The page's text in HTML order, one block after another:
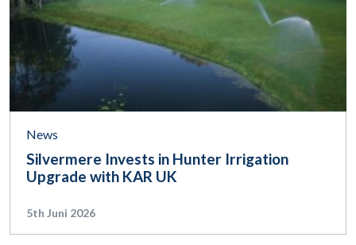
News
Silvermere Invests in Hunter Irrigation
Upgrade with KAR UK
5th Juni 2026